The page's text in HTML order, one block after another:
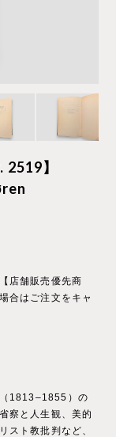
】
店舗販売優先商
合はご注文をキャ
1813–1855）の
察と人生観、美的
スト教批判など、